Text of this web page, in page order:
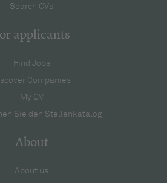
Search CVs
applicants
Find Jobs
Companies
My CV
Sie den Stellenkatalog
About
About us